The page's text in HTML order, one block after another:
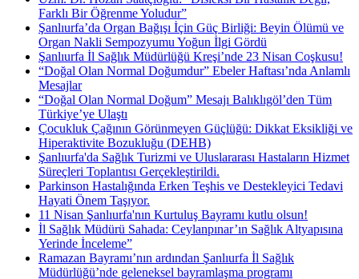
Farklı Bir Öğrenme Yoludur”
Şanlıurfa’da Organ Bağışı İçin Güç Birliği: Beyin Ölümü ve
Organ Nakli Sempozyumu Yoğun İlgi Gördü
Şanlıurfa İl Sağlık Müdürlüğü Kreşi’nde 23 Nisan Coşkusu!
“Doğal Olan Normal Doğumdur” Ebeler Haftası’nda Anlamlı
Mesajlar
“Doğal Olan Normal Doğum” Mesajı Balıklıgöl’den Tüm
Türkiye’ye Ulaştı
Çocukluk Çağının Görünmeyen Güçlüğü: Dikkat Eksikliği ve
Hiperaktivite Bozukluğu (DEHB)
Şanlıurfa'da Sağlık Turizmi ve Uluslararası Hastaların Hizmet
Süreçleri Toplantısı Gerçekleştirildi.
Parkinson Hastalığında Erken Teşhis ve Destekleyici Tedavi
Hayati Önem Taşıyor.
11 Nisan Şanlıurfa'nın Kurtuluş Bayramı kutlu olsun!
İl Sağlık Müdürü Sahada: Ceylanpınar’ın Sağlık Altyapısına
Yerinde İnceleme”
Ramazan Bayramı’nın ardından Şanlıurfa İl Sağlık
Müdürlüğü’nde geleneksel bayramlaşma programı